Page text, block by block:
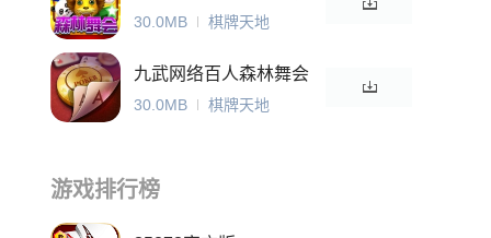
版免费版
30.0MB 棋牌天地
九武网络百人森林舞会
30.0MB 棋牌天地
游戏排行榜